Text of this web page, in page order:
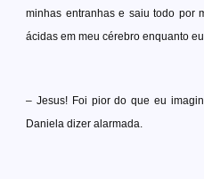
minhas entranhas e saiu todo por
ácidas em meu cérebro enquanto
– Jesus! Foi pior do que eu
Daniela dizer alarmada.